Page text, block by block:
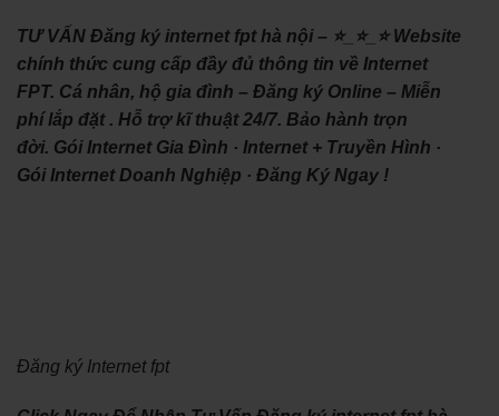
TƯ VẤN Đăng ký internet fpt hà nội – ⭐_⭐_⭐ Website
chính thức cung cấp đầy đủ thông tin về Internet
FPT. Cá nhân, hộ gia đình – Đăng ký Online – Miễn
phí lắp đặt . Hỗ trợ kĩ thuật 24/7. Bảo hành trọn
đời. ‎Gói Internet Gia Đình · ‎Internet + Truyền Hình ·
‎Gói Internet Doanh Nghiệp · ‎Đăng Ký Ngay !
Đăng ký Internet fpt